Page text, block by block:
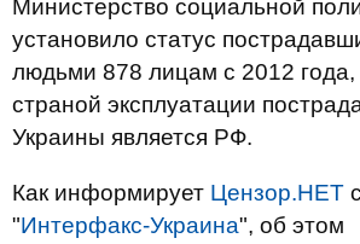
Министерство социальной
установило статус
людьми 878 лицам с 2012 года,
страной эксплуатации
Украины является РФ.
Как информирует Цензор.НЕТ
"Интерфакс-Украина", об этом